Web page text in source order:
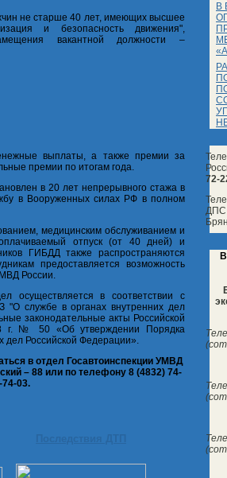
не старше 40 лет, имеющих высшее
и безопасность движения",
вакантной должности –
выплаты, а также премии за
премии по итогам года.
в 20 лет непрерывного стажа в
в Вооруженных силах РФ в полном
медицинским обслуживанием и
отпуск (от 40 дней) и
ГИБДД также распространяются
предоставляется возможность
России.
осуществляется в соответствии с
службе в органах внутренних дел
законодательные акты Российской
г. № 50 «Об утверждении Порядка
дел Российской Федерации».
в отдел Госавтоинспекции УМВД
– 88 или по телефону 8 (4832) 74-
74-03.
В
72-
ДПС